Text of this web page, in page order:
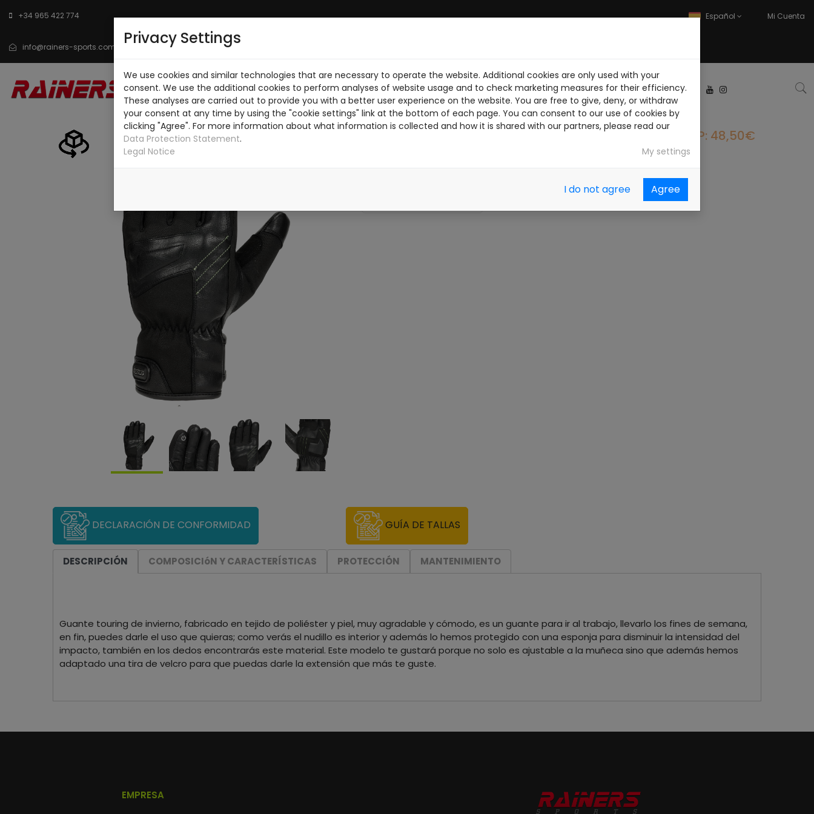
+34 965 422 774
info@rainers-sports.com
Español Mi Cuenta
INICIO CATÁLOGO SOBRE NOSOTROS DESCARGA PDF NOTICIAS PILOTOS TRABAJA CON NOSOTROS
CONTACTO
PVP: 48,50€
DECLARACIÓN DE CONFORMIDAD GUÍA DE TALLAS
DESCRIPCIÓN COMPOSICIóN Y CARACTERÍSTICAS PROTECCIÓN MANTENIMIENTO
Guante touring de invierno, fabricado en tejido de poliéster y piel, muy agradable y cómodo, es un guante para ir al trabajo, llevarlo los fines de semana,
en fin, puedes darle el uso que quieras; como verás el nudillo es interior y además lo hemos protegido con una esponja para disminuir la intensidad del
impacto, también en los dedos encontrarás este material. Este modelo te gustará porque no solo es ajustable a la muñeca sino que además hemos
adaptado una tira de velcro para que puedas darle la extensión que más te guste.
EMPRESA
Privacy Settings
We use cookies and similar technologies that are necessary to operate the website. Additional cookies are only used with your
consent. We use the additional cookies to perform analyses of website usage and to check marketing measures for their efficiency.
These analyses are carried out to provide you with a better user experience on the website. You are free to give, deny, or withdraw
your consent at any time by using the "cookie settings" link at the bottom of each page. You can consent to our use of cookies by
clicking "Agree". For more information about what information is collected and how it is shared with our partners, please read our
Data Protection Statement.
Legal Notice
My settings
I do not agree Agree